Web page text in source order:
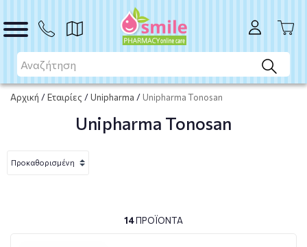
Αρχική /Εταιρίες /Unipharma / Unipharma Tonosan
Unipharma Tonosan
14ΠΡΟΪΌΝΤΑ